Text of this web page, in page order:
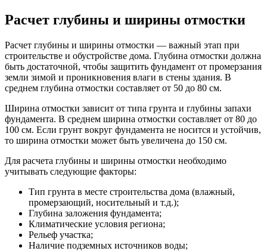
Расчет глубины и ширины отмостки
Расчет глубины и ширины отмостки — важный этап при
строительстве и обустройстве дома. Глубина отмостки должна
быть достаточной, чтобы защитить фундамент от промерзания
земли зимой и проникновения влаги в стены здания. В
среднем глубина отмостки составляет от 50 до 80 см.
Ширина отмостки зависит от типа грунта и глубины запахи
фундамента. В среднем ширина отмостки составляет от 80 до
100 см. Если грунт вокруг фундамента не носится и устойчив,
то ширина отмостки может быть увеличена до 150 см.
Для расчета глубины и ширины отмостки необходимо
учитывать следующие факторы:
Тип грунта в месте строительства дома (влажный,
промерзающий, носительный и т.д.);
Глубина заложения фундамента;
Климатические условия региона;
Рельеф участка;
Наличие подземных источников воды;